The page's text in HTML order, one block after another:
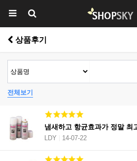
상품후기
전체보기
냄새하고 항균효과가 정말 최
LDY 14-07-22